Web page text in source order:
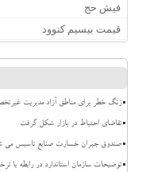
فیش حج
قیمت بیسیم کنوود
زنگ خطر برای مناطق آزاد مدیریت
تقاضای احتیاط در بازار شکل گرفت
صندوق جبران خسارت صنایع تاسیس می
توضیحات سازمان استاندارد در رابطه با